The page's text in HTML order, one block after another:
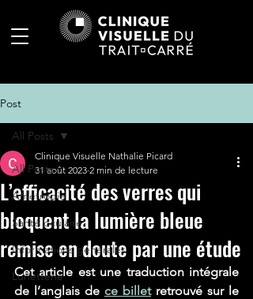
Post
All Posts
Amétropie
Santé oculaire
Informations générales
Lunetterie
All Posts
L’efficacité des verres qui
bloquent la lumière bleue
remise en doute par une étude
Clinique Visuelle Nathalie Picard
31 août 2023 2 min de lecture
Cet article est une traduction intégrale
de l’anglais de ce billet retrouvé sur le